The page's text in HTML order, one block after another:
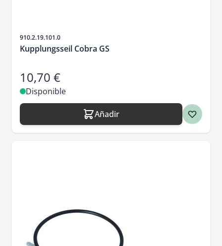
SKU
910.2.19.101.0
Kupplungsseil Cobra GS
10,70 €
Disponible
Añadir